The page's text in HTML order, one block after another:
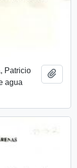
Patricio
agua